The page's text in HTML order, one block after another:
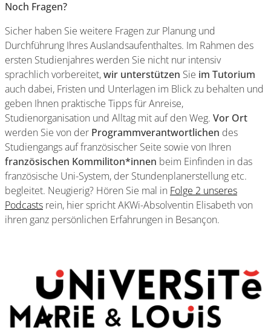
Noch Fragen?
Sicher haben Sie weitere Fragen zur Planung und
Durchführung Ihres Auslandsaufenthaltes. Im Rahmen des
ersten Studienjahres werden Sie nicht nur intensiv
sprachlich vorbereitet,wir unterstützen Sie im Tutorium
auch dabei, Fristen und Unterlagen im Blick zu behalten und
geben Ihnen praktische Tipps für Anreise,
Studienorganisation und Alltag mit auf den Weg. Vor Ort
werden Sie von der Programmverantwortlichen des
Studiengangs auf französischer Seite sowie von Ihren
französischen Kommiliton*innen beim Einfinden in das
französische Uni-System, der Stundenplanerstellung etc.
begleitet. Neugierig? Hören Sie mal in Folge 2 unseres
Podcasts rein, hier spricht AKWi-Absolventin Elisabeth von
ihren ganz persönlichen Erfahrungen in Besançon.